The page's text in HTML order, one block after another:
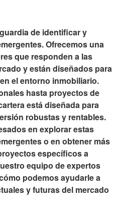
de identificar y
Ofrecemos una
que responden a las
y están diseñados para
el entorno inmobiliario.
hasta proyectos de
está diseñada para
robustas y rentables.
en explorar estas
o en obtener más
específicos a
equipo de expertos
podemos ayudarle a
y futuras del mercado